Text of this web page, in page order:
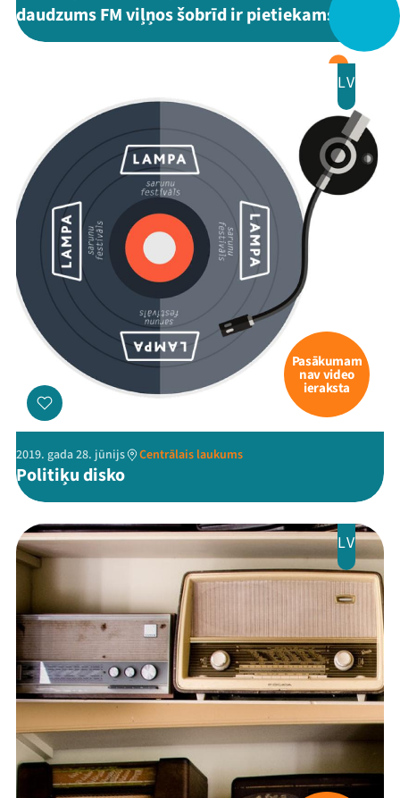
daudzums FM viļņos šobrīd ir pietiekams?”
LV
Pasākumam
nav video
ieraksta
2019. gada 28. jūnijs Centrālais laukums
Politiķu disko
LV